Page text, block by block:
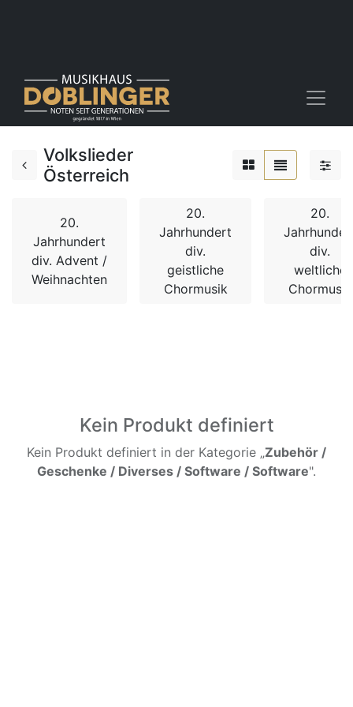
Volkslieder
Österreich
20.
Jahrhundert
div. Advent /
Weihnachten
20.
Jahrhundert
div.
geistliche
Chormusik
20.
div.
weltliche
Chormusik
Kein Produkt definiert
Kein Produkt definiert in der Kategorie „Zubehör /
Geschenke / Diverses / Software / Software".